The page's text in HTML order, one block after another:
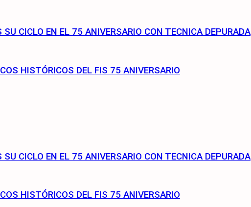
CICLO EN EL 75 ANIVERSARIO CON TECNICA DEPURADA
HISTÓRICOS DEL FIS 75 ANIVERSARIO
CICLO EN EL 75 ANIVERSARIO CON TECNICA DEPURADA
HISTÓRICOS DEL FIS 75 ANIVERSARIO